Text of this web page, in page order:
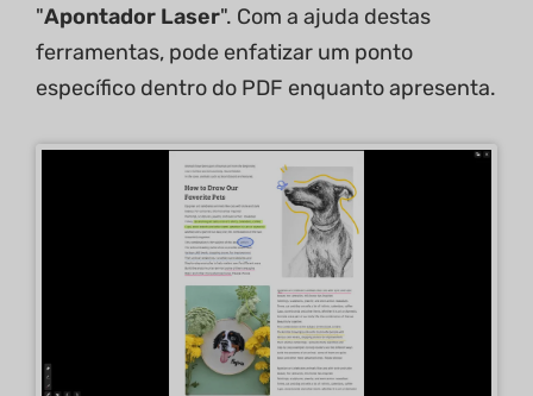
"Apontador Laser". Com a ajuda destas
ferramentas, pode enfatizar um ponto
específico dentro do PDF enquanto apresenta.